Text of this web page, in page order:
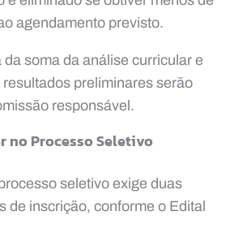
agendamento previsto.
soma da análise curricular e
preliminares serão
responsável.
no Processo Seletivo
seletivo exige duas
de inscrição, conforme o Edital